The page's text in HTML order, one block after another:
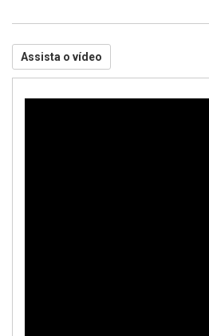
Assista o vídeo